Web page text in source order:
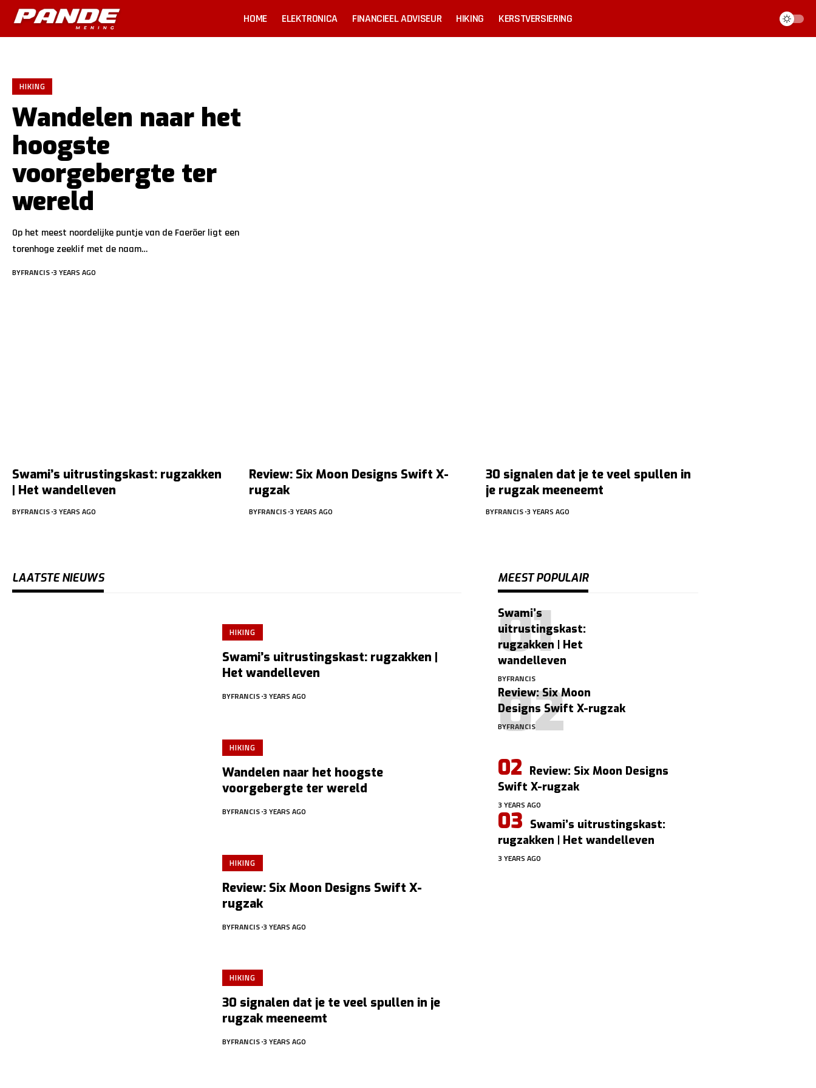
HOME ELEKTRONICA FINANCIEEL ADVISEUR HIKING KERSTVERSIERING
HIKING
Wandelen naar het
hoogste
voorgebergte ter
wereld
Op het meest noordelijke puntje van de Faeröer ligt een
torenhoge zeeklif met de naam…
BYFRANCIS 3 YEARS AGO
Swami’s uitrustingskast: rugzakken
| Het wandelleven
BYFRANCIS 3 YEARS AGO
Review: Six Moon Designs Swift X-
rugzak
BYFRANCIS 3 YEARS AGO
30 signalen dat je te veel spullen in
je rugzak meeneemt
BYFRANCIS 3 YEARS AGO
LAATSTE NIEUWS
HIKING
Swami’s uitrustingskast: rugzakken |
Het wandelleven
BYFRANCIS 3 YEARS AGO
HIKING
Wandelen naar het hoogste
voorgebergte ter wereld
BYFRANCIS 3 YEARS AGO
HIKING
Review: Six Moon Designs Swift X-
rugzak
BYFRANCIS 3 YEARS AGO
HIKING
30 signalen dat je te veel spullen in je
rugzak meeneemt
BYFRANCIS 3 YEARS AGO
MEEST POPULAIR
Swami’s
uitrustingskast:
rugzakken | Het
wandelleven
BYFRANCIS
Review: Six Moon
Designs Swift X-rugzak
BYFRANCIS
Review: Six Moon Designs
Swift X-rugzak
3 YEARS AGO
Swami’s uitrustingskast:
rugzakken | Het wandelleven
3 YEARS AGO